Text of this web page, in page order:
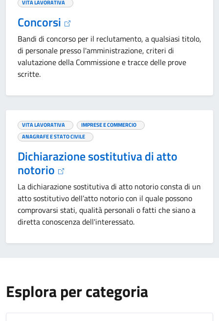
VITA LAVORATIVA
Concorsi
Bandi di concorso per il reclutamento, a qualsiasi titolo,
di personale presso l'amministrazione, criteri di
valutazione della Commissione e tracce delle prove
scritte.
VITA LAVORATIVA
IMPRESE E COMMERCIO
ANAGRAFE E STATO CIVILE
Dichiarazione sostitutiva di atto
notorio
La dichiarazione sostitutiva di atto notorio consta di un
atto sostitutivo dell’atto notorio con il quale possono
comprovarsi stati, qualità personali o fatti che siano a
diretta conoscenza dell'interessato.
Esplora per categoria